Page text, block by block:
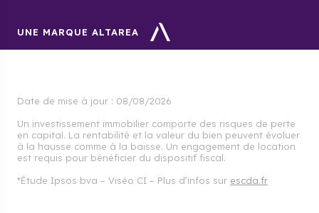
UNE MARQUE ALTAREA
Date de mise à jour : 08/08/2026
Un investissement immobilier comporte des risques de perte
en capital. La rentabilité et la valeur du bien peuvent évoluer
à la hausse comme à la baisse. Un engagement de location
est requis pour bénéficier du dispositif fiscal.
*Étude Ipsos bva – Viséo CI – Plus d’infos sur escda.fr